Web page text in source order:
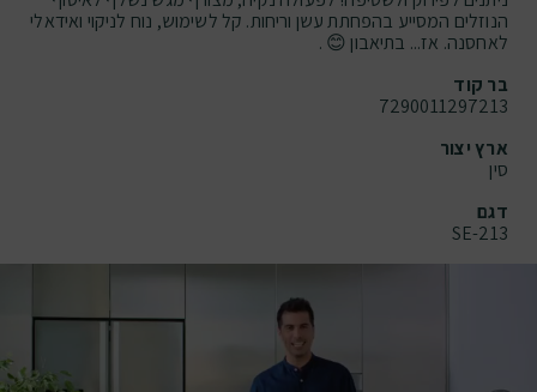
הנוזלים המסייע בהפחתת עשן וריחות. קל לשימוש, נוח לניקוי ואידאלי
לאחסנה. אז... בתיאבון 😊 .
בר קוד
7290011297213
ארץ יצור
סין
דגם
SE-213